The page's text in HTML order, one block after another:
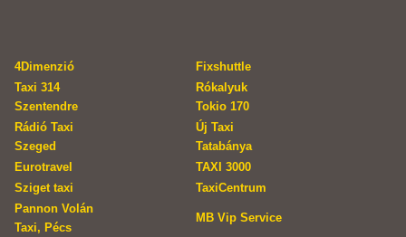
4Dimenzió
Fixshuttle
Taxi 314
Szentendre
Rókalyuk
Tokio 170
Rádió Taxi
Szeged
Új Taxi
Tatabánya
Eurotravel
TAXI 3000
Sziget taxi
TaxiCentrum
Pannon Volán
Taxi, Pécs
MB Vip Service